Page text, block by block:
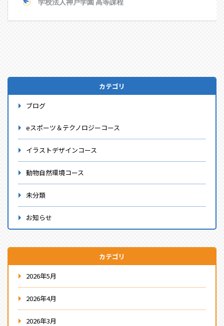
カテゴリ
ブログ
eスポーツ＆テクノロジーコース
イラストデザインコース
動物自然環境コース
未分類
お知らせ
カテゴリ
2026年5月
2026年4月
2026年3月